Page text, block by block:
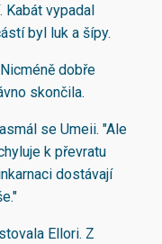
vypadal
byl luk a šípy.
dobře
skončila.
se Umeii. "Ale
k převratu
dostávají
Ellori. Z